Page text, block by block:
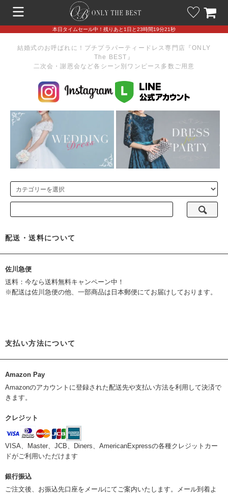
本日タイムセール中！残りあと1日と23時間19分21秒
結婚式のお呼ばれに！プチプラパーティードレス専門店『ONLY
The BEST』
二次会・謝恩会など各シーン別ワンピース多数ご用意
配送・送料について
佐川急便
送料：今なら送料無料キャンペーン中！
※配送は佐川急便の他、一部商品は日本郵便にてお届けしております。
支払い方法について
Amazon Pay
Amazonのアカウントに登録された配送先や支払い方法を利用して決済で
きます。
クレジット
VISA、Master、JCB、Diners、AmericanExpressの各種クレジットカー
ドがご利用いただけます
銀行振込
ご注文後、お振込先口座をメールにてご案内いたします。メール到着よ